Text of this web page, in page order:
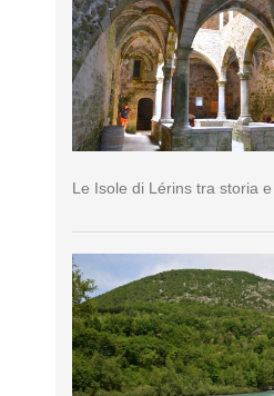
Le Isole di Lérins tra storia